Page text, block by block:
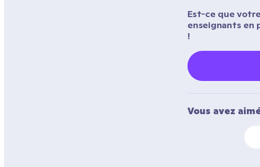
Est-ce que
enseignants en
!
Vous avez